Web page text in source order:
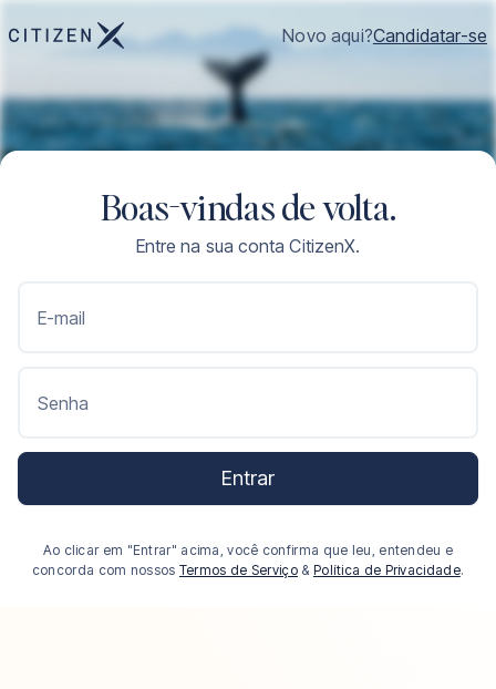
Novo aqui?Candidatar-se
Boas-vindas de volta.
Entre na sua conta CitizenX.
E-mail
Senha
Entrar
Ao clicar em "Entrar" acima, você confirma que leu, entendeu e
concorda com nossos Termos de Serviço & Política de Privacidade.